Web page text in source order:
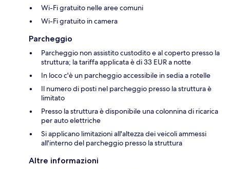
Wi-Fi gratuito nelle aree comuni
Wi-Fi gratuito in camera
Parcheggio
Parcheggio non assistito custodito e al coperto presso la
struttura; la tariffa applicata è di 33 EUR a notte
In loco c'è un parcheggio accessibile in sedia a rotelle
Il numero di posti nel parcheggio presso la struttura è
limitato
Presso la struttura è disponibile una colonnina di ricarica
per auto elettriche
Si applicano limitazioni all'altezza dei veicoli ammessi
all'interno del parcheggio presso la struttura
Altre informazioni